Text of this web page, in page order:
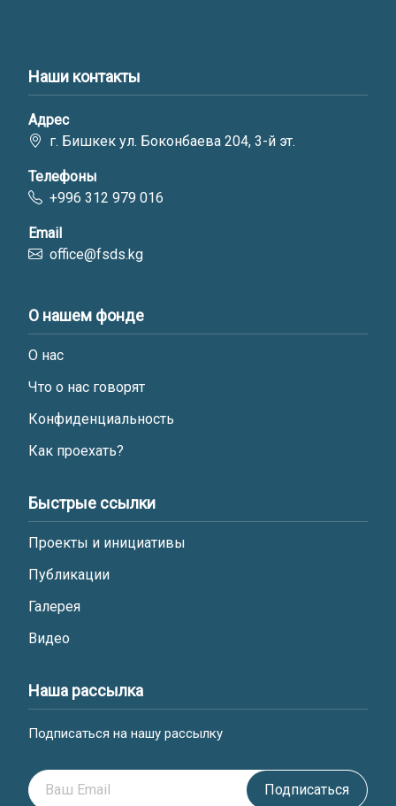
Наши контакты
Адрес
г. Бишкек ул. Боконбаева 204, 3-й эт.
Телефоны
+996 312 979 016
Email
office@fsds.kg
О нашем фонде
О нас
Что о нас говорят
Конфиденциальность
Как проехать?
Быстрые ссылки
Проекты и инициативы
Публикации
Галерея
Видео
Наша рассылка
Подписаться на нашу рассылку
Подписаться